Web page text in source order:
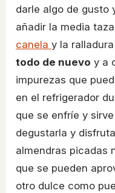
darle algo de gusto
añadir la media
canela y la
todo de nuevo y a
impurezas que
en el refrigerador
que se enfríe y
degustarla y
almendras picadas
que se pueden
otro dulce como